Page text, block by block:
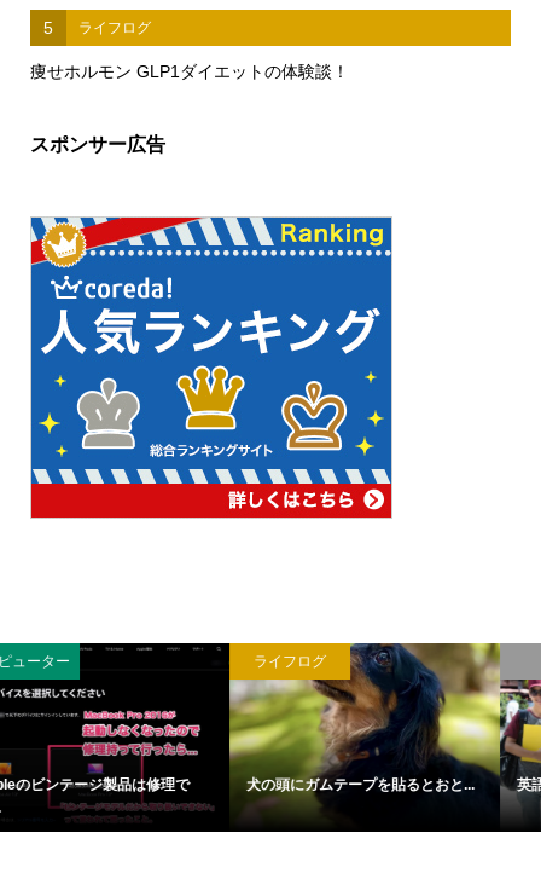
5 ライフログ
痩せホルモン GLP1ダイエットの体験談！
スポンサー広告
ライフログ
犬の頭にガムテープを貼るとおと...
英語
英語で初対面の人と挨拶をする際...